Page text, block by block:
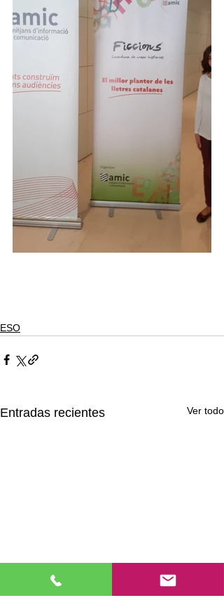
ESO
Entradas recientes Ver todo